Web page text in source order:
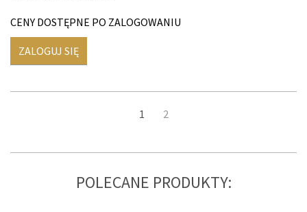
CENY DOSTĘPNE PO ZALOGOWANIU
ZALOGUJ SIĘ
1 2
POLECANE PRODUKTY: